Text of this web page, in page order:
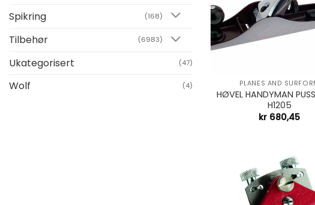
Spikring (168)
Tilbehør (6983)
Ukategorisert (47)
Wolf (4) PLANES AND
HØVEL HANDYMAN
H1205
kr 680,45